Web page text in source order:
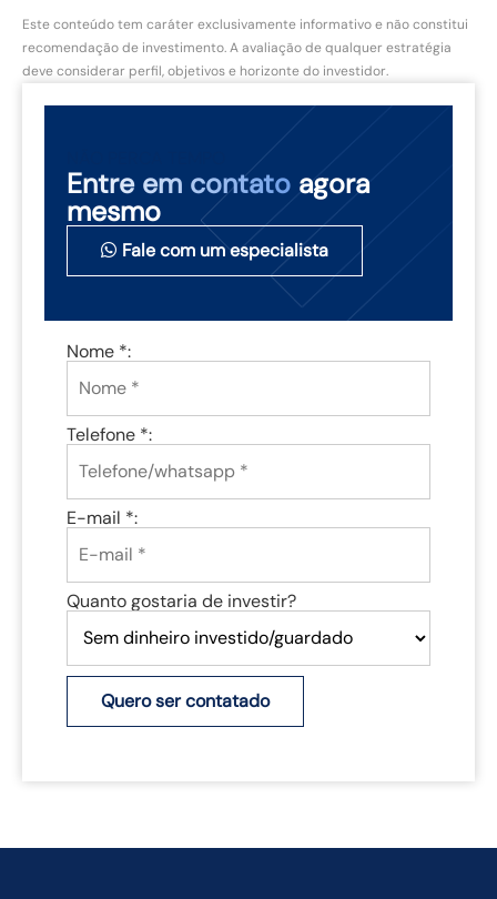
Este conteúdo tem caráter exclusivamente informativo e não constitui
recomendação de investimento. A avaliação de qualquer estratégia
deve considerar perfil, objetivos e horizonte do investidor.
Entre em contato agora
mesmo
Fale com um especialista
Nome *:
Telefone *:
E-mail *:
Quanto gostaria de investir?
Quero ser contatado